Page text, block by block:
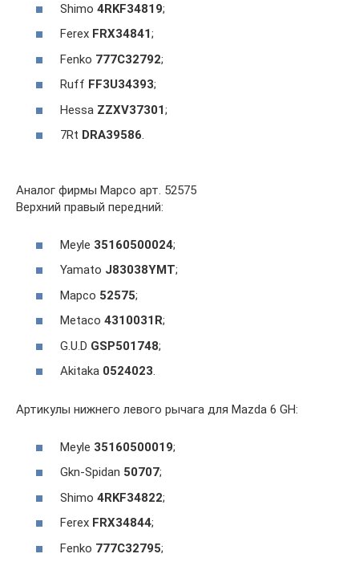
Shimo 4RKF34819;
Ferex FRX34841;
Fenko 777C32792;
Ruff FF3U34393;
Hessa ZZXV37301;
7Rt DRA39586.
Аналог фирмы Mapco арт. 52575
Верхний правый передний:
Meyle 35160500024;
Yamato J83038YMT;
Mapco 52575;
Metaco 4310031R;
G.U.D GSP501748;
Akitaka 0524023.
Артикулы нижнего левого рычага для Mazda 6 GH:
Meyle 35160500019;
Gkn-Spidan 50707;
Shimo 4RKF34822;
Ferex FRX34844;
Fenko 777C32795;